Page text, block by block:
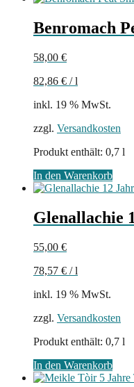
Benromach
58,00 €
82,86 € /l
inkl. 19 % MwSt.
zzgl. Versandkosten
Produkt enthält: 0,7 l
In den Warenkorb
Glenallachie
55,00 €
78,57 € /l
inkl. 19 % MwSt.
zzgl. Versandkosten
Produkt enthält: 0,7 l
In den Warenkorb